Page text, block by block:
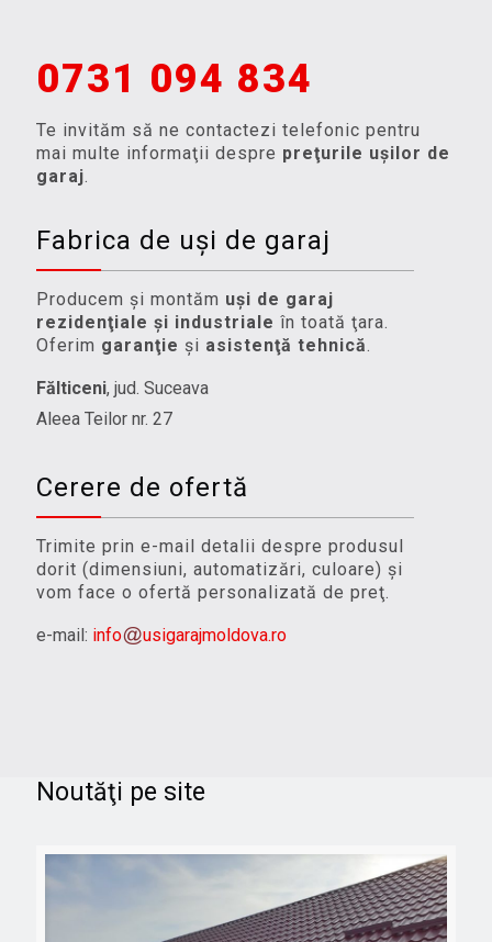
0731 094 834
Te invităm să ne contactezi telefonic pentru
mai multe informaţii despre preţurile uşilor de
garaj.
Fabrica de uşi de garaj
Producem şi montăm uşi de garaj
rezidenţiale şi industriale în toată ţara.
Oferim garanţie şi asistenţă tehnică.
Fălticeni, jud. Suceava
Aleea Teilor nr. 27
Cerere de ofertă
Trimite prin e-mail detalii despre produsul
dorit (dimensiuni, automatizări, culoare) şi
vom face o ofertă personalizată de preţ.
e-mail: info usigarajmoldova.ro
Noutăţi pe site